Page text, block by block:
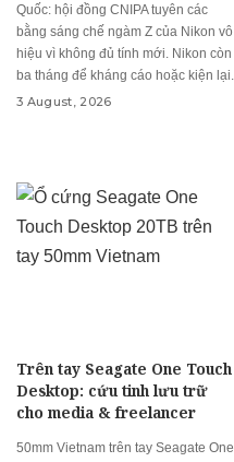
Quốc: hội đồng CNIPA tuyên các
bằng sáng chế ngàm Z của Nikon vô
hiệu vì không đủ tính mới. Nikon còn
ba tháng để kháng cáo hoặc kiện lại.
3 August, 2026
Trên tay Seagate One Touch
Desktop: cứu tinh lưu trữ
cho media & freelancer
50mm Vietnam trên tay Seagate One